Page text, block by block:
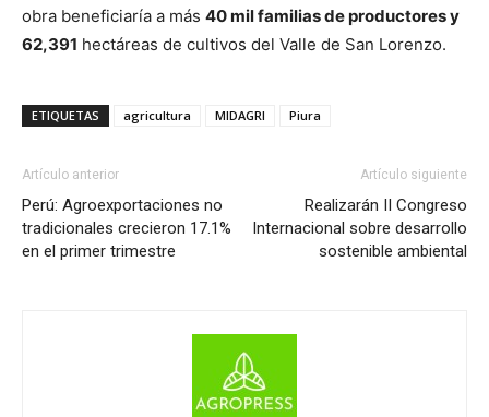
obra beneficiaría a más 40 mil familias de productores y
62,391 hectáreas de cultivos del Valle de San Lorenzo.
ETIQUETAS agricultura MIDAGRI Piura
Artículo anterior
Perú: Agroexportaciones no
tradicionales crecieron 17.1%
en el primer trimestre
Artículo siguiente
Realizarán II Congreso
Internacional sobre desarrollo
sostenible ambiental